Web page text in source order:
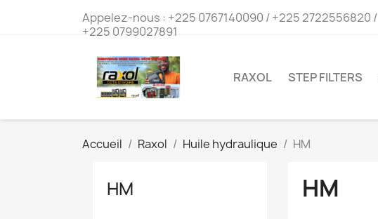
Appelez-nous : +225 0767140090 / +225 2722556820 /
+225 0799027891
RAXOL STEP FILTERS
Accueil Raxol Huile hydraulique HM
HM HM